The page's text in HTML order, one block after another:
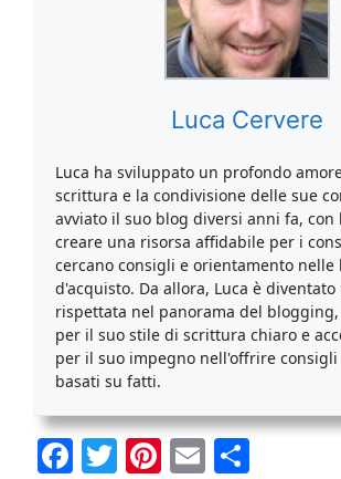
Luca Cervere
Luca ha sviluppato un profondo
scrittura e la condivisione delle sue
avviato il suo blog diversi anni fa, con
creare una risorsa affidabile per i
cercano consigli e orientamento nelle
d'acquisto. Da allora, Luca è diventato
rispettata nel panorama del
per il suo stile di scrittura chiaro e
per il suo impegno nell'offrire
basati su fatti.
F
T
Pi E